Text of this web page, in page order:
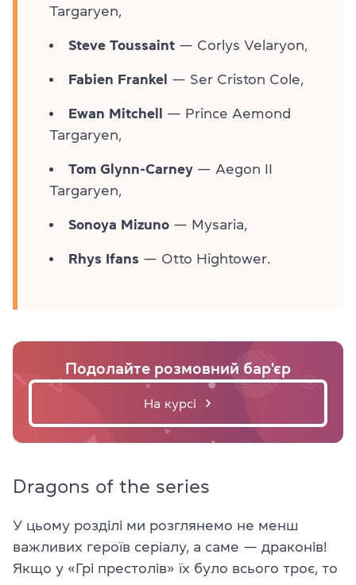
Targaryen,
Steve Toussaint — Corlys Velaryon,
Fabien Frankel — Ser Criston Cole,
Ewan Mitchell
— Prince Aemond
Targaryen,
Tom Glynn-Carney — Aegon II
Targaryen,
Sonoya Mizuno — Mysaria,
Rhys Ifans — Otto Hightower.
Подолайте розмовний бар'єр
На курсі
Dragons of the series
У цьому розділі ми розглянемо не менш
важливих героїв серіалу, а саме — драконів!
Якщо у «Грі престолів» їх було всього троє, то